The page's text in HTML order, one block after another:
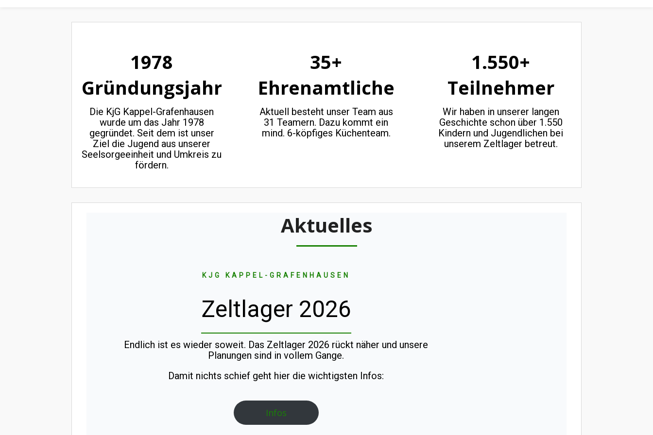
1978
Gründungsjahr
Die KjG Kappel-Grafenhausen
wurde um das Jahr 1978
gegründet. Seit dem ist unser
Ziel die Jugend aus unserer
Seelsorgeeinheit und Umkreis zu
fördern.
35+
Ehrenamtliche
Aktuell besteht unser Team aus
31 Teamern. Dazu kommt ein
mind. 6-köpfiges Küchenteam.
1.550+
Teilnehmer
Wir haben in unserer langen
Geschichte schon über 1.550
Kindern und Jugendlichen bei
unserem Zeltlager betreut.
Aktuelles
KJG KAPPEL-GRAFENHAUSEN
Zeltlager 2026
Endlich ist es wieder soweit. Das Zeltlager 2026 rückt näher und unsere
Planungen sind in vollem Gange.
Damit nichts schief geht hier die wichtigsten Infos:
Infos